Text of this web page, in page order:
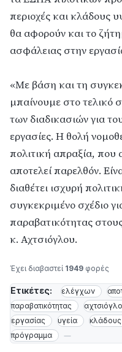
περιοχές και κλάδους
θα αφορούν και το
ασφάλειας στην
«Με βάση και τη
μπαίνουμε στο τελικό
των διαδικασιών για
εργασίες. Η θολή
πολιτική απραξία, που
αποτελεί παρελθόν.
διαθέτει ισχυρή
συγκεκριμένο σχέδιο
παραβατικότητας
κ. Αχτσιόγλου.
Έχει διαβαστεί 1949 φορές
Ετικέτες: ελέγχων
παραβατικότητας
εργασίας
υγεία κλάδους
πρόγραμμα